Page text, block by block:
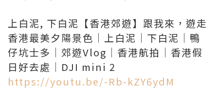
上白泥, 下白泥【香港郊遊】跟我來，遊走
香港最美夕陽景色｜上白泥｜下白泥｜鴨
仔坑士多｜郊遊Vlog｜香港航拍｜香港假
https://youtu.be/-Rb-kZY6ydM